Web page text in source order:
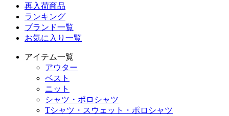
再入荷商品
ランキング
ブランド一覧
お気に入り一覧
アイテム一覧
アウター
ベスト
ニット
シャツ・ポロシャツ
Tシャツ・スウェット・ポロシャツ